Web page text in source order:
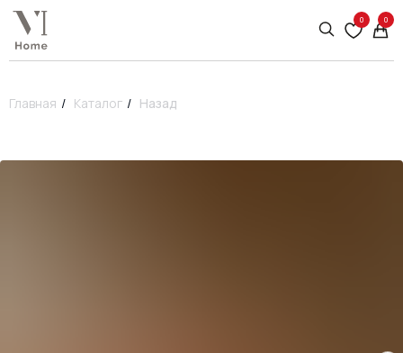
0 0
Главная / Каталог / Назад